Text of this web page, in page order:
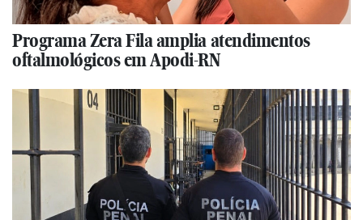
Programa Zera Fila amplia atendimentos
oftalmológicos em Apodi-RN